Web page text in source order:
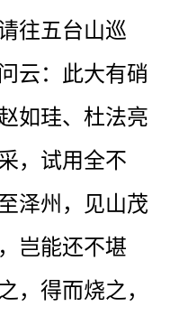
往五台山巡
云：此大有硝
如珪、杜法亮
，试用全不
泽州，见山茂
岂能还不堪
，得而烧之，